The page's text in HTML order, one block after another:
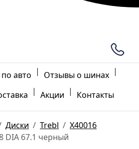
авто | Отзывы о шинах |
| Акции | Контакты
Диски Trebl
X40016
DIA 67.1 черный